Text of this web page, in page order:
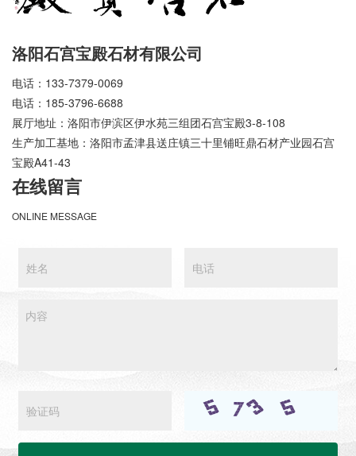
洛阳石宫宝殿石材有限公司
电话：133-7379-0069
电话：185-3796-6688
展厅地址：洛阳市伊滨区伊水苑三组团石宫宝殿3-8-108
生产加工基地：洛阳市孟津县送庄镇三十里铺旺鼎石材产业园石宫
宝殿A41-43
在线留言
ONLINE MESSAGE